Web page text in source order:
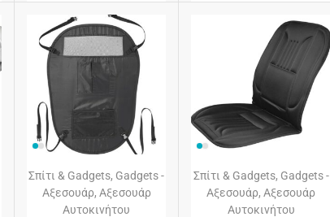
Σπίτι & Gadgets, Gadgets -
Αξεσουάρ, Αξεσουάρ
Αυτοκινήτου
Σπίτι & Gadgets, Gadgets -
Αξεσουάρ,Αξεσουάρ
Αυτοκινήτου